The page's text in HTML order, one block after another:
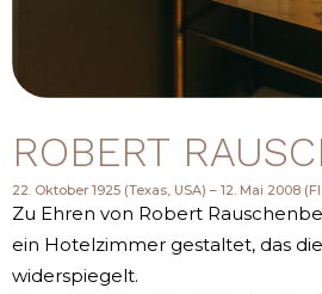
ROBERT
22. Oktober 1925 (Texas, USA) – 12. Mai 2008
Zu Ehren von Robert
ein Hotelzimmer gestaltet, das
widerspiegelt.